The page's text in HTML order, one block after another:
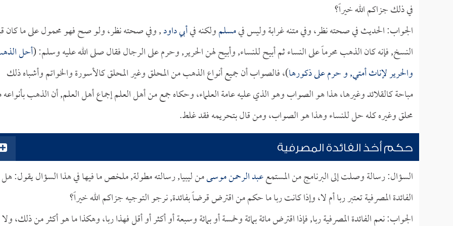
في ذلك جزاكم الله خيراً؟
الجواب: الحديث في صحته نظر، وفي متنه غرابة وليس فيمسلمولكنه فيأبي داود, وفي صحته نظر، ولو صح فهو محمول على ما كان
النسخ, فإنه كان الذهب محرماً على النساء ثم أبيح للنساء, وأبيح لهن الحرير, وحرم على الرجال فقال صلى الله عليه وسلم: (أحل
والحرير لإناث أمتي, و حرم على ذكورها)، فالصواب أن جميع أنواع الذهب من المحلق وغير المحلق كالأسورة والخواتم وأشباه ذلك
مباحة كالقلائد وغيرها، هذا هو الصواب وهو الذي عليه عامة العلماء، وحكاه جمع من أهل العلم إجماع أهل العلم, أن الذهب
محلق وغيره كله حل للنساء وهذا هو الصواب، ومن قال بتحريمه فقد غلط.
حكم أخذ الفائدة المصرفية
السؤال: رسالة وصلت إلى البرنامج من المستمععبد الرحمن موسىمن ليبيا, رسالته مطولة, ملخص ما فيها في هذا السؤال يقول: هل
الفائدة المصرفية تعتبر ربا أم لا، وإذا كانت ربا ما حكم من اقترض قرضاً بفائدة, نرجو التوجيه جزاكم الله خيراً؟
الجواب: نعم الفائدة المصرفية ربا, فإذا اقترض مائة بمائة وخمسة أو بمائة وسبعة أو أكثر أو أقل فهذا ربا، وهكذا ما هو أكثر من ذلك، ولا